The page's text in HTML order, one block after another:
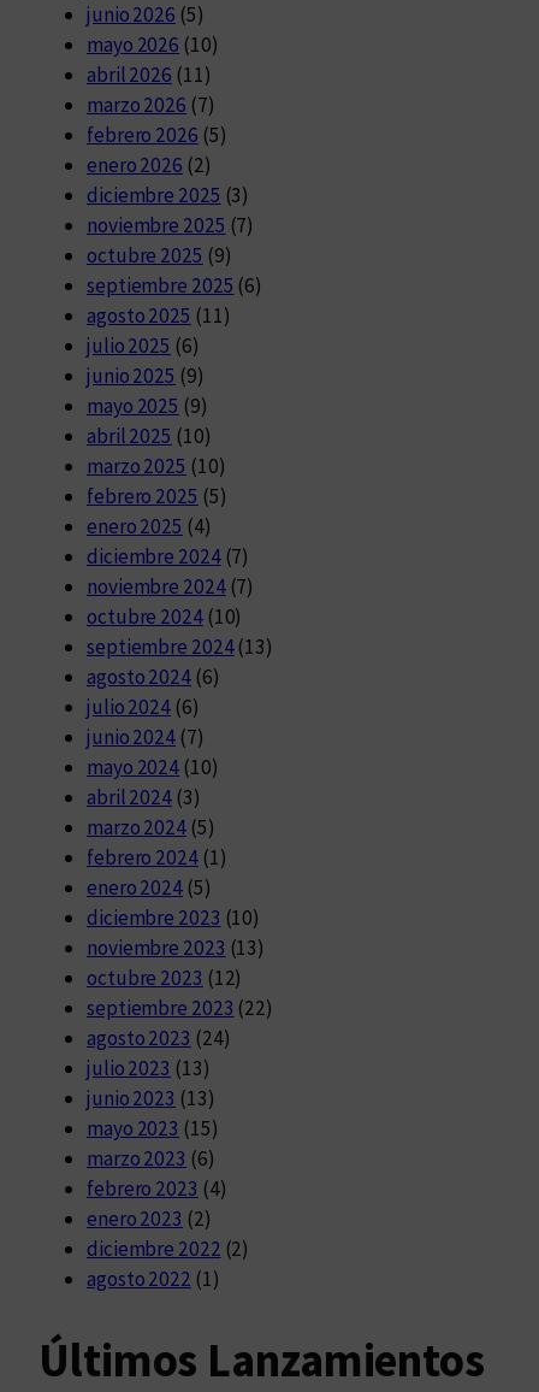
junio 2026 (5)
mayo 2026 (10)
abril 2026 (11)
marzo 2026 (7)
febrero 2026 (5)
enero 2026 (2)
diciembre 2025 (3)
noviembre 2025 (7)
octubre 2025 (9)
septiembre 2025 (6)
agosto 2025 (11)
julio 2025 (6)
junio 2025 (9)
mayo 2025 (9)
abril 2025 (10)
marzo 2025 (10)
febrero 2025 (5)
enero 2025 (4)
diciembre 2024(7)
noviembre 2024(7)
octubre 2024(10)
septiembre 2024(13)
agosto 2024(6)
julio 2024 (6)
junio 2024 (7)
mayo 2024 (10)
abril 2024 (3)
marzo 2024 (5)
febrero 2024(1)
enero 2024 (5)
diciembre 2023 (10)
noviembre 2023 (13)
octubre 2023 (12)
septiembre 2023 (22)
agosto 2023 (24)
julio 2023 (13)
junio 2023 (13)
mayo 2023 (15)
marzo 2023 (6)
febrero 2023 (4)
enero 2023 (2)
diciembre 2022 (2)
agosto 2022 (1)
Últimos Lanzamientos